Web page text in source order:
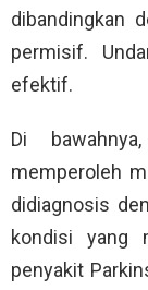
dibandingkan
permisif.
efektif.
Di
memperoleh
didiagnosis
kondisi yang
penyakit